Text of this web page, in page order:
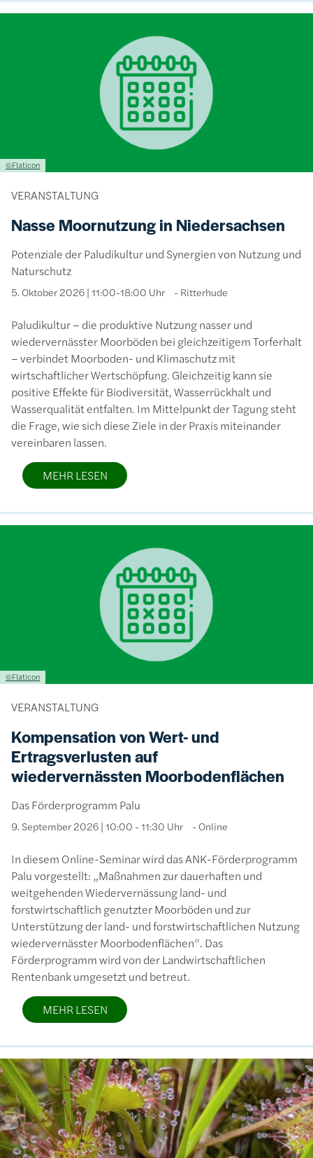
Lizenzinformationen einschließlich Urheberrecht
©Flaticon
VERANSTALTUNG
Nasse Moornutzung in Niedersachsen
Potenziale der Paludikultur und Synergien von Nutzung und
Naturschutz
5. Oktober 2026 | 11:00-18:00 Uhr Ritterhude
Paludikultur – die produktive Nutzung nasser und
wiedervernässter Moorböden bei gleichzeitigem Torferhalt
– verbindet Moorboden- und Klimaschutz mit
wirtschaftlicher Wertschöpfung. Gleichzeitig kann sie
positive Effekte für Biodiversität, Wasserrückhalt und
Wasserqualität entfalten. Im Mittelpunkt der Tagung steht
die Frage, wie sich diese Ziele in der Praxis miteinander
vereinbaren lassen.
MEHR LESEN
Lizenzinformationen einschließlich Urheberrecht
©Flaticon
VERANSTALTUNG
Kompensation von Wert- und
Ertragsverlusten auf
wiedervernässten Moorbodenflächen
Das Förderprogramm Palu
9. September 2026 | 10:00 - 11:30 Uhr Online
In diesem Online-Seminar wird das ANK-Förderprogramm
Palu vorgestellt: „Maßnahmen zur dauerhaften und
weitgehenden Wiedervernässung land- und
forstwirtschaftlich genutzter Moorböden und zur
Unterstützung der land- und forstwirtschaftlichen Nutzung
wiedervernässter Moorbodenflächen“. Das
Förderprogramm wird von der Landwirtschaftlichen
Rentenbank umgesetzt und betreut.
MEHR LESEN
Bild